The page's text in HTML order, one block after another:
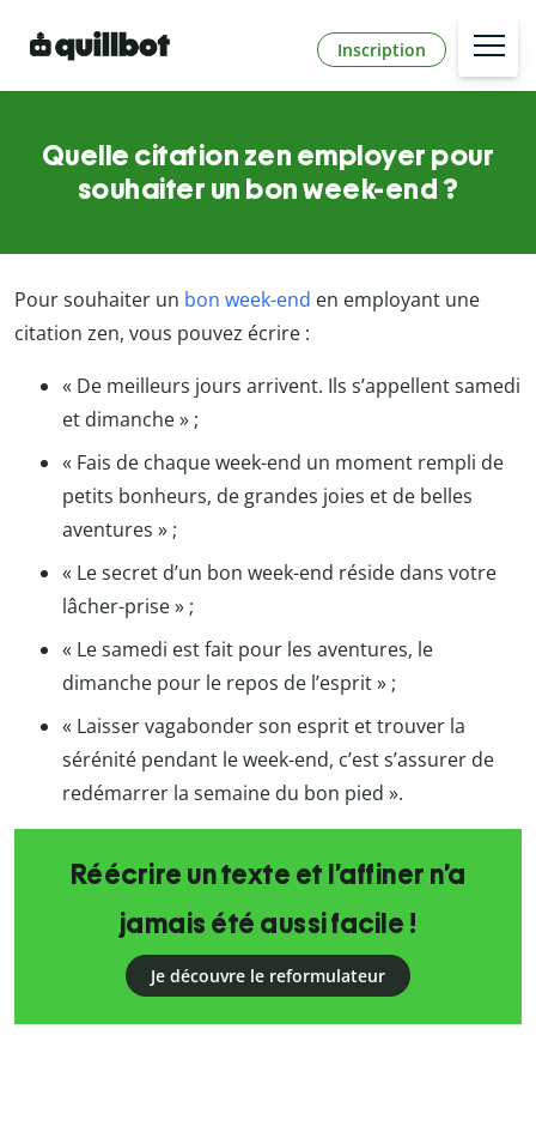
Inscription
Quelle citation zen employer pour
souhaiter un bon week-end ?
Pour souhaiter un bon week-end en employant une
citation zen, vous pouvez écrire :
« De meilleurs jours arrivent. Ils s’appellent samedi
et dimanche » ;
« Fais de chaque week-end un moment rempli de
petits bonheurs, de grandes joies et de belles
aventures » ;
« Le secret d’un bon week-end réside dans votre
lâcher-prise » ;
« Le samedi est fait pour les aventures, le
dimanche pour le repos de l’esprit » ;
« Laisser vagabonder son esprit et trouver la
sérénité pendant le week-end, c’est s’assurer de
redémarrer la semaine du bon pied ».
Réécrire un texte et l’affiner n’a
jamais été aussi facile !
Je découvre le reformulateur